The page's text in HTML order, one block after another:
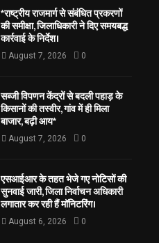
*राष्ट्रीय राजमार्ग से संबंधित प्रकरणों
की समीक्षा, जिलाधिकारी ने दिए समयबद्ध
कार्रवाई के निर्देश।
August 7, 2026 0
सब्जी विपणन केंद्रों से बदली पहाड़ के
किसानों की तस्वीर, गांव में ही मिला
बाजार, बढ़ी आय*
August 7, 2026 0
एसआईआर के तहत भेजे गए नोटिसों की
सुनवाई जारी, जिला निर्वाचन अधिकारी
लगातार कर रही हैं मॉनिटरिंग।
August 6, 2026 0